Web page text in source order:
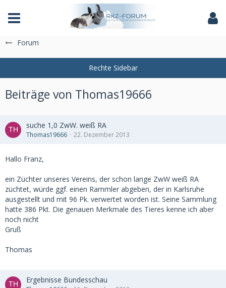
Das Fachforum der Rassekaninchenzucht
Forum
Beiträge von Thomas19666
suche 1,0 ZwW. weiß RA
Thomas19666 22. Dezember 2013
Hallo Franz,
ein Züchter unseres Vereins, der schon lange ZwW weiß RA
züchtet, würde ggf. einen Rammler abgeben, der in Karlsruhe
ausgestellt und mit 96 Pk. verwertet worden ist. Seine Sammlung
hatte 386 Pkt. Die genauen Merkmale des Tieres kenne ich aber
noch nicht
Gruß
Thomas
Ergebnisse Bundesschau